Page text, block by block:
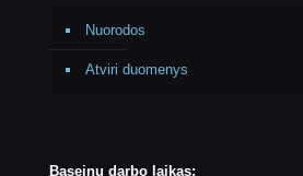
Nuorodos
Atviri duomenys
Baseinų darbo laikas: